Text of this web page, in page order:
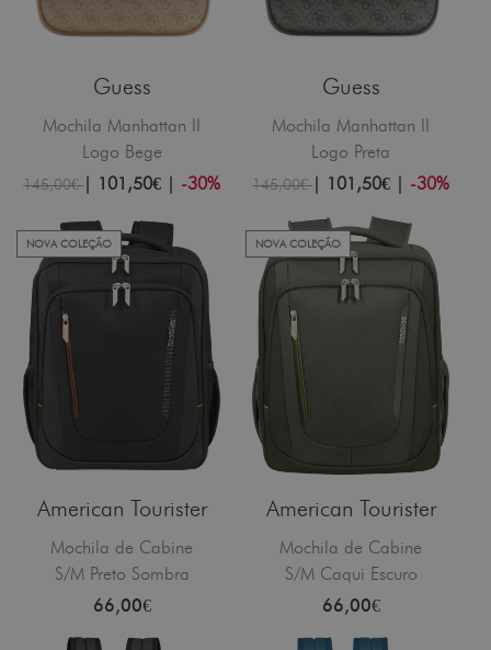
Guess
Mochila Manhattan II
Logo Bege
145,00€| 101,50€ | -30%
Guess
Mochila Manhattan II
Logo Preta
145,00€| 101,50€ | -30%
NOVA COLEÇÃO
American Tourister
Mochila de Cabine
S/M Preto Sombra
66,00€
NOVA COLEÇÃO
American Tourister
Mochila de Cabine
S/M Caqui Escuro
66,00€